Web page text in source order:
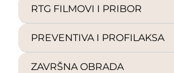
RTG FILMOVI I PRIBOR
PREVENTIVA I PROFILAKSA
ZAVRŠNA OBRADA